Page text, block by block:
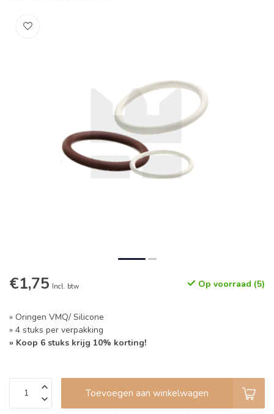
€1,75 Incl. btw Op voorraad (5)
» Oringen VMQ/ Silicone
» 4 stuks per verpakking
» Koop 6 stuks krijg 10% korting!
Toevoegen aan winkelwagen